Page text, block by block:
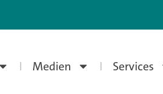
Medien Services